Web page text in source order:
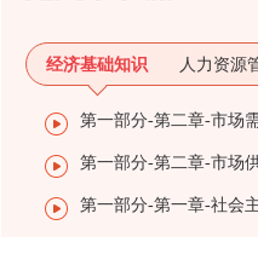
经济基础知识 人力资源
第一部分-第二章-市场
第一部分-第二章-市场